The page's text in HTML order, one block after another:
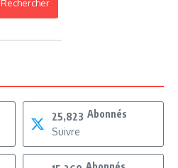
Rechercher
25,823 Abonnés
Suivre